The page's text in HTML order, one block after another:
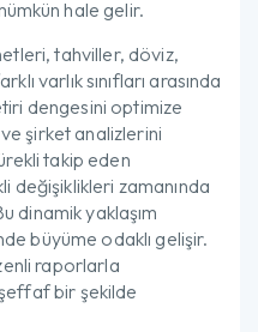
hale gelir.
tahviller, döviz,
varlık sınıfları arasında
dengesini optimize
şirket analizlerini
takip eden
zamanında
dinamik yaklaşım
büyüme odaklı gelişir.
raporlarla
bir şekilde